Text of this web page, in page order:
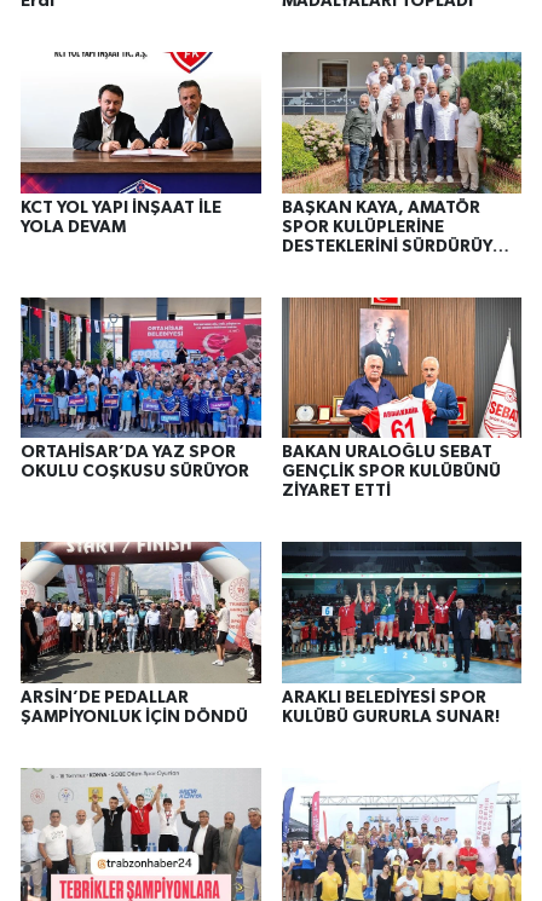
KCT YOL YAPI İNŞAAT İLE
YOLA DEVAM
BAŞKAN KAYA, AMATÖR
SPOR KULÜPLERİNE
DESTEKLERİNİ SÜRDÜRÜYOR
ORTAHİSAR’DA YAZ SPOR
OKULU COŞKUSU SÜRÜYOR
BAKAN URALOĞLU SEBAT
GENÇLİK SPOR KULÜBÜNÜ
ZİYARET ETTİ
ARSİN’DE PEDALLAR
ŞAMPİYONLUK İÇİN DÖNDÜ
ARAKLI BELEDİYESİ SPOR
KULÜBÜ GURURLA SUNAR!